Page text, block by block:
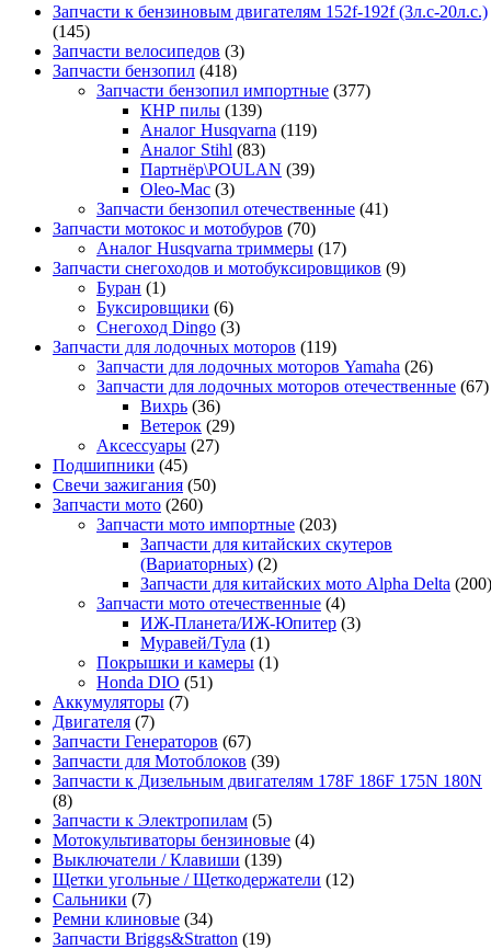
Запчасти к бензиновым двигателям 152f-192f (3л.с-20л.с.)
(145)
Запчасти велосипедов (3)
Запчасти бензопил (418)
Запчасти бензопил импортные (377)
КНР пилы (139)
Аналог Husqvarna (119)
Аналог Stihl (83)
Партнёр\POULAN (39)
Oleo-Mac (3)
Запчасти бензопил отечественные (41)
Запчасти мотокос и мотобуров (70)
Аналог Husqvarna триммеры (17)
Запчасти снегоходов и мотобуксировщиков (9)
Буран (1)
Буксировщики (6)
Снегоход Dingo (3)
Запчасти для лодочных моторов (119)
Запчасти для лодочных моторов Yamaha (26)
Запчасти для лодочных моторов отечественные (67)
Вихрь (36)
Ветерок (29)
Аксессуары (27)
Подшипники (45)
Свечи зажигания (50)
Запчасти мото (260)
Запчасти мото импортные (203)
Запчасти для китайских скутеров
(Вариаторных) (2)
Запчасти для китайских мото Alpha Delta (200)
Запчасти мото отечественные (4)
ИЖ-Планета/ИЖ-Юпитер (3)
Муравей/Тула (1)
Покрышки и камеры (1)
Honda DIO (51)
Аккумуляторы (7)
Двигателя (7)
Запчасти Генераторов (67)
Запчасти для Мотоблоков (39)
Запчасти к Дизельным двигателям 178F 186F 175N 180N
(8)
Запчасти к Электропилам (5)
Мотокультиваторы бензиновые (4)
Выключатели / Клавиши (139)
Щетки угольные / Щеткодержатели (12)
Сальники (7)
Ремни клиновые (34)
Запчасти Briggs&Stratton (19)